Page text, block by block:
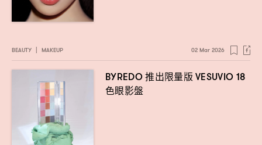
BEAUTY MAKEUP 02 Mar 2026
BYREDO推出限量版VESUVIO 18
色眼影盤